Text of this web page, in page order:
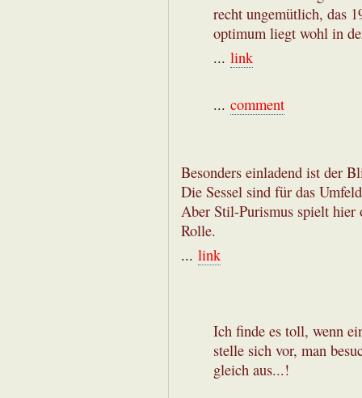
recht ungemütlich, das
optimum liegt wohl in
... link
... comment
Besonders einladend ist der
Die Sessel sind für das
Aber Stil-Purismus spielt hier
Rolle.
... link
Ich finde es toll, wenn
stelle sich vor, man
gleich aus...!